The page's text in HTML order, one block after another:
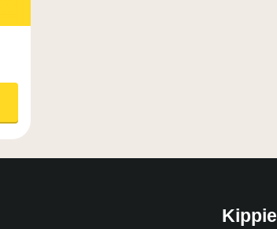
Kippie